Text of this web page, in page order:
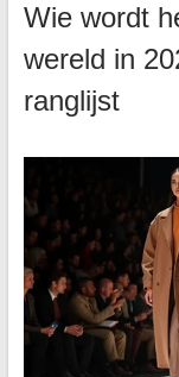
Wie wordt
wereld in
ranglijst